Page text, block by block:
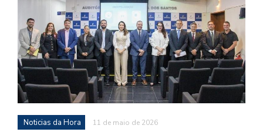
Noticias da Hora 11 de maio de 2026